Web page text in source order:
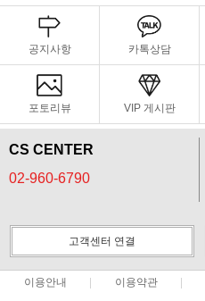
공지사항 카톡상담
포토리뷰 VIP 게시판
CS CENTER
02-960-6790
고객센터 연결
이용안내 이용약관